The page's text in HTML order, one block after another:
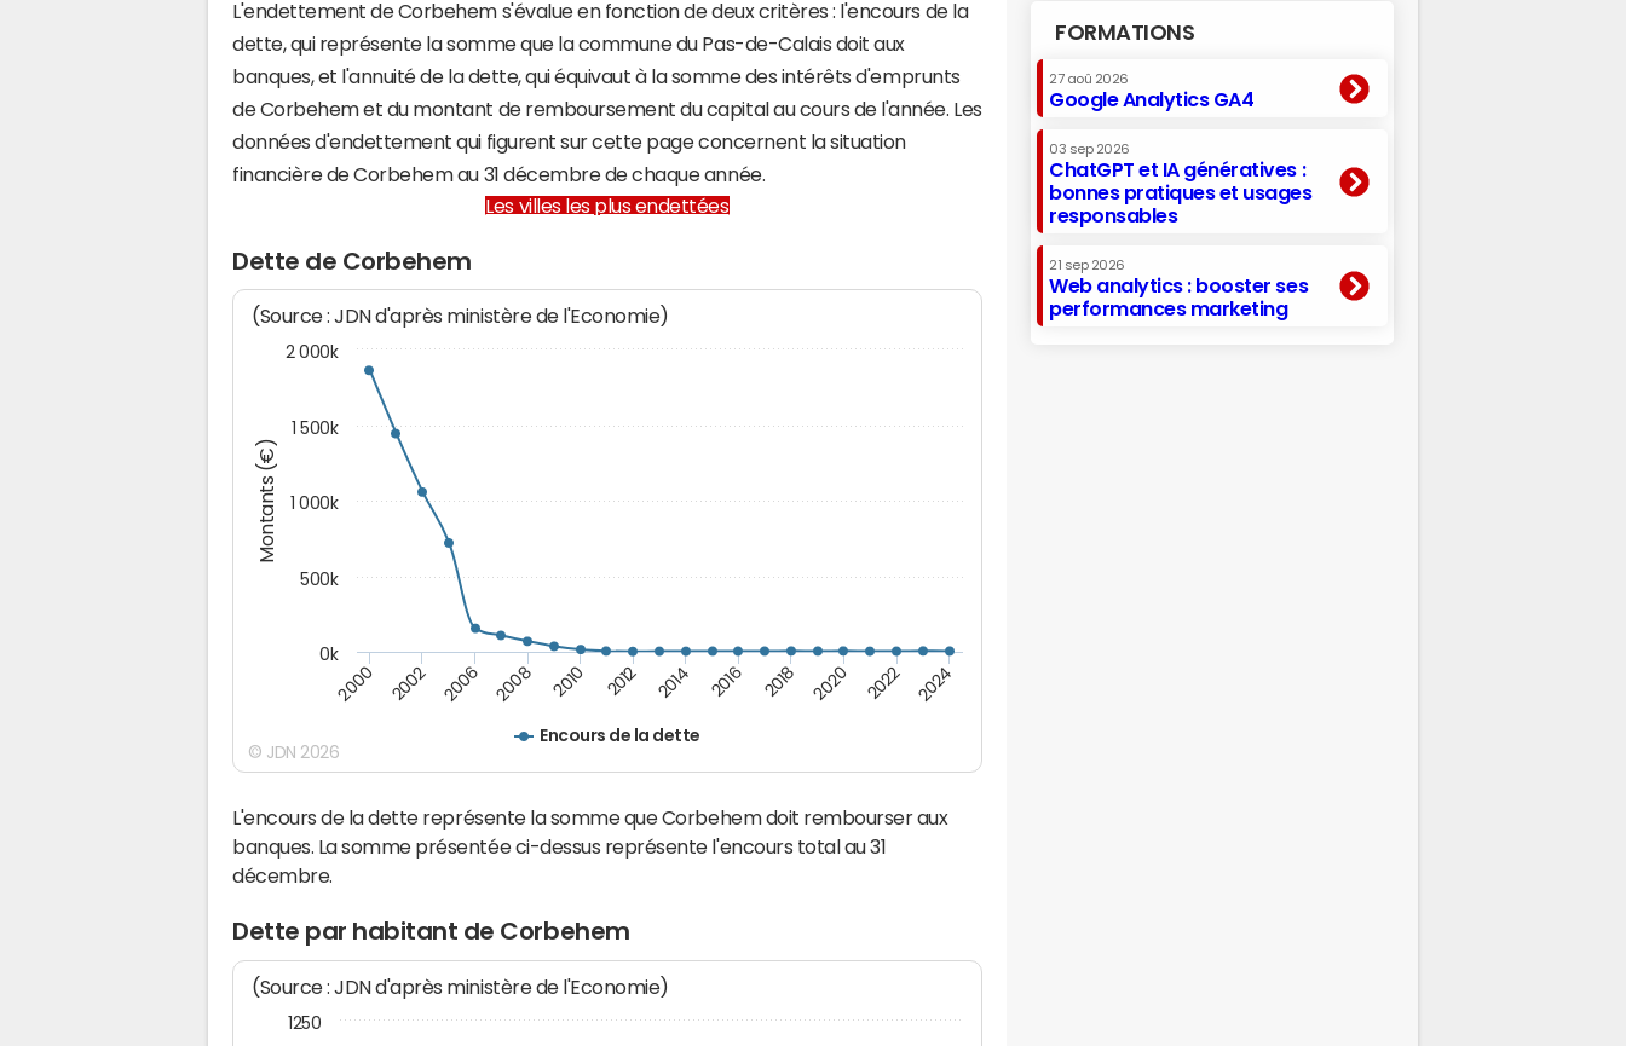
L'endettement de Corbehem s'évalue en fonction de deux critères : l'encours de la
dette, qui représente la somme que la commune du Pas-de-Calais doit aux
banques, et l'annuité de la dette, qui équivaut à la somme des intérêts d'emprunts
de Corbehem et du montant de remboursement du capital au cours de l'année. Les
données d'endettement qui figurent sur cette page concernent la situation
financière de Corbehem au 31 décembre de chaque année.
Les villes les plus endettées
Dette de Corbehem
Montants (€)
(Source : JDN d'après ministère de l'Economie)
Encours de la dette
2000 2002 2006 2008 2010 2012 2014 2016 2018 2020 2022 2024
0k
500k
1 000k
1 500k
2 000k
© JDN 2026
L'encours de la dette représente la somme que Corbehem doit rembourser aux
banques. La somme présentée ci-dessus représente l'encours total au 31
décembre.
Dette par habitant de Corbehem
(Source : JDN d'après ministère de l'Economie)
1250
FORMATIONS
27 aoû 2026
Google Analytics GA4
03 sep 2026
ChatGPT et IA génératives :
bonnes pratiques et usages
responsables
21 sep 2026
Web analytics : booster ses
performances marketing